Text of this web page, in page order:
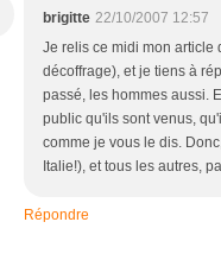
brigitte 22/10/2007 12:57
Je relis ce midi mon article
décoffrage), et je tiens à
passé, les hommes aussi.
public qu'ils sont venus,
comme je vous le dis.
Italie!), et tous les autres,
Répondre